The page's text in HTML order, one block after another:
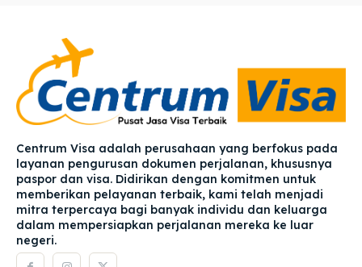
Centrum Visa adalah perusahaan yang berfokus pada
layanan pengurusan dokumen perjalanan, khususnya
paspor dan visa. Didirikan dengan komitmen untuk
memberikan pelayanan terbaik, kami telah menjadi
mitra terpercaya bagi banyak individu dan keluarga
dalam mempersiapkan perjalanan mereka ke luar
negeri.